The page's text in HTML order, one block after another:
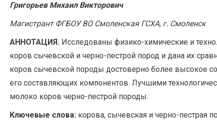
Григорьев Михаил Викторович
Магистрант ФГБОУ ВО Смоленская ГСХА, г. Смоленск
АННОТАЦИЯ. Исследованы физико-химические и
коров сычевской и черно-пестрой пород и дана их
коров сычевской породы достоверно более высокое
его составляющих компонентов. Лучшими
молоко коров черно-пестрой породы.
Ключевые слова: корова, сычевская и черно-пестрая